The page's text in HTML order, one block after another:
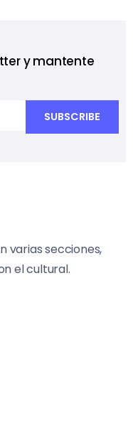
y mantente
varias secciones,
el cultural.